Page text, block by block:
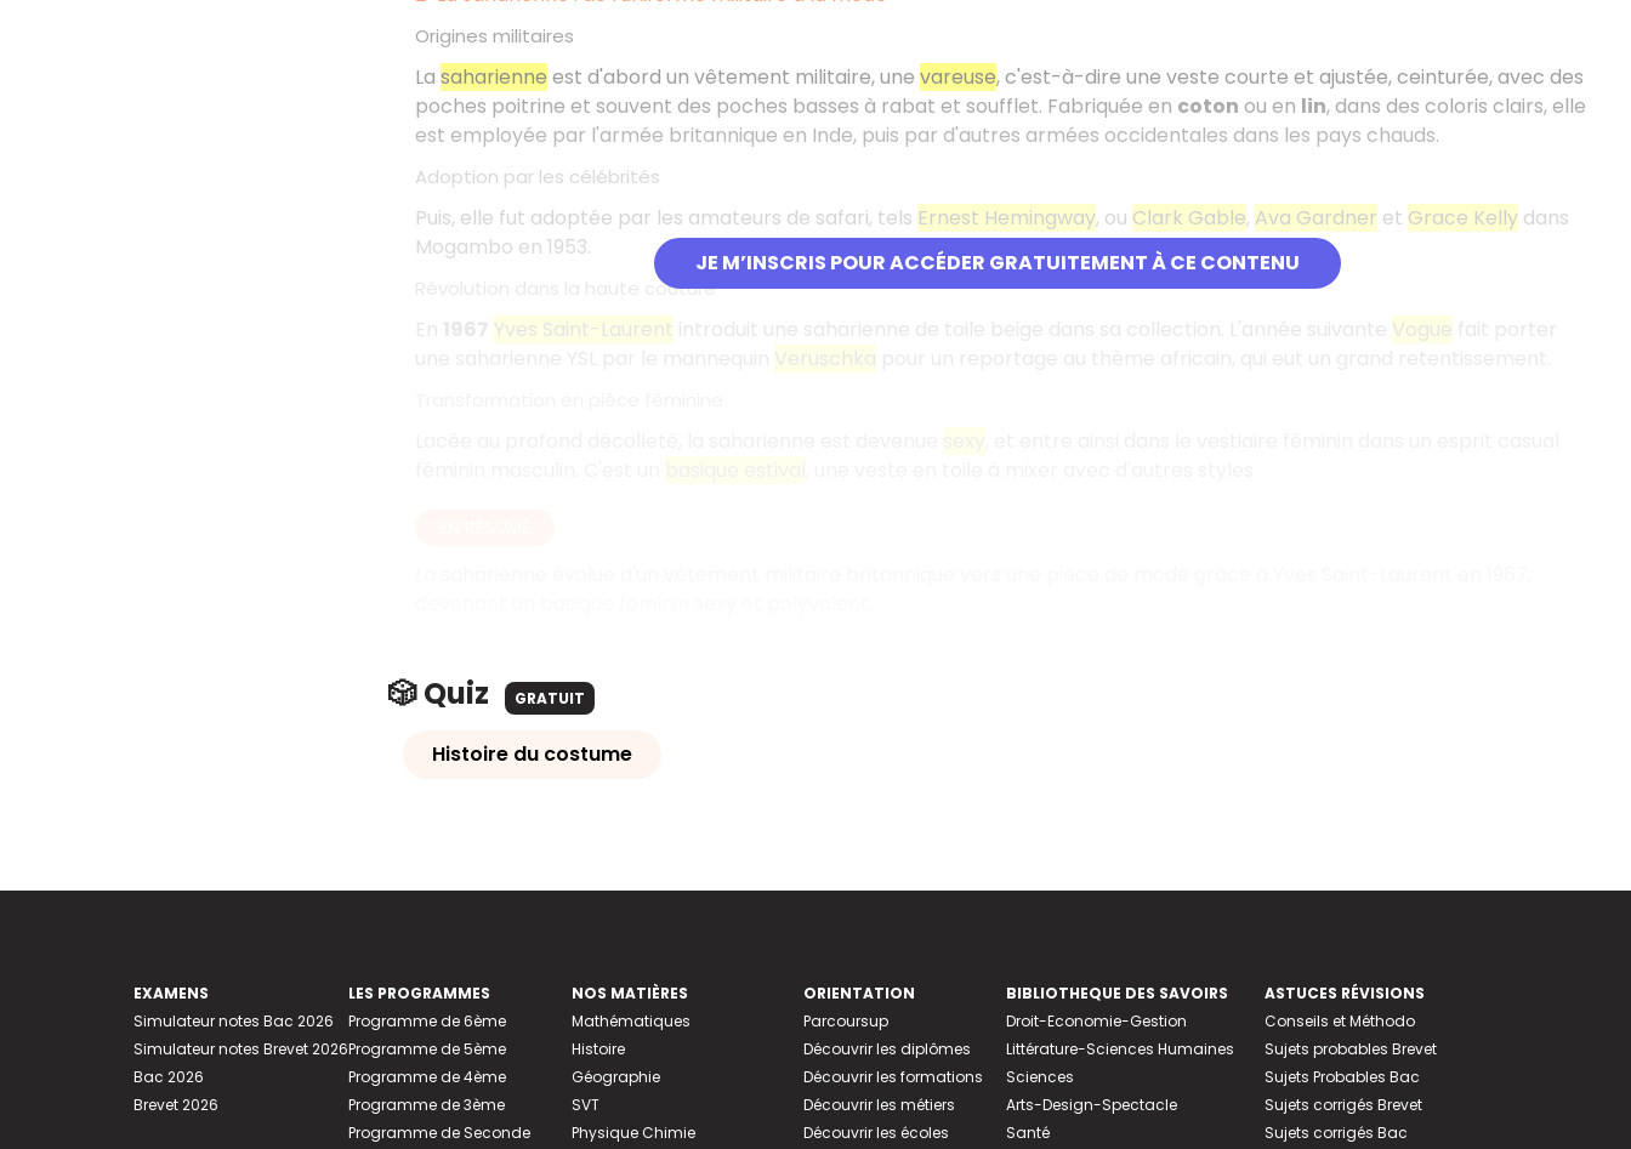
JE M’INSCRIS POUR ACCÉDER GRATUITEMENT À CE CONTENU
Origines militaires
La saharienne est d'abord un vêtement militaire, une vareuse, c'est-à-dire une veste courte et ajustée, ceinturée, avec des
poches poitrine et souvent des poches basses à rabat et soufflet. Fabriquée en coton ou en lin, dans des coloris clairs, elle
est employée par l'armée britannique en Inde, puis par d'autres armées occidentales dans les pays chauds.
Adoption par les célébrités
Puis, elle fut adoptée par les amateurs de safari, tels Ernest Hemingway, ou Clark Gable, Ava Gardner et Grace Kellydans
Mogambo en 1953.
Révolution dans la haute couture
En 1967 Yves Saint-Laurent introduit une saharienne de toile beige dans sa collection. L'année suivante Vogue fait porter
Veruschka
🎲 Quiz GRATUIT
Histoire du costume
EXAMENS
Simulateur notes Bac 2026
Simulateur notes Brevet 2026
Bac 2026
Brevet 2026
LES PROGRAMMES
Programme de 6ème
Programme de 5ème
Programme de 4ème
Programme de 3ème
Programme de Seconde
NOS MATIÈRES
Mathématiques
Histoire
Géographie
SVT
Physique Chimie
ORIENTATION
Parcoursup
Découvrir les diplômes
Découvrir les formations
Découvrir les métiers
Découvrir les écoles
BIBLIOTHEQUE DES SAVOIRS
Droit-Economie-Gestion
Littérature-Sciences Humaines
Sciences
Arts-Design-Spectacle
Santé
ASTUCES RÉVISIONS
Conseils et Méthodo
Sujets probables Brevet
Sujets Probables Bac
Sujets corrigés Brevet
Sujets corrigés Bac